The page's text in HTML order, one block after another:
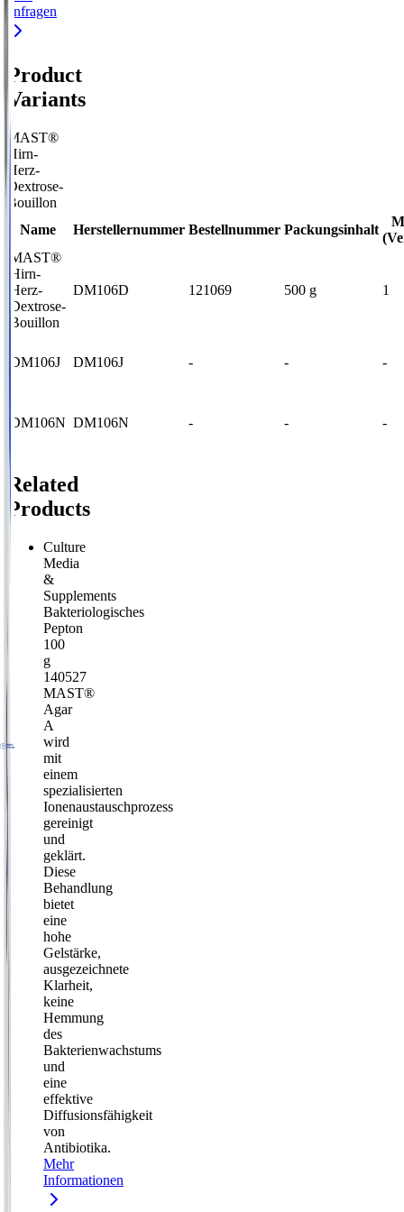
anfragen
Product
Variants
MAST®
Hirn-
Herz-
Dextrose-
Bouillon
Name
Herstellernummer Bestellnummer Packungsinhalt
MAST®
Hirn-
Herz-
Dextrose-
Bouillon
DM106D 121069 500 g 1
DM106J DM106J - - -
DM106N DM106N - - -
Related
Products
Culture
Media
&
Supplements
Bakteriologisches
Pepton
100
g
140527
MAST®
Agar
A
wird
mit
einem
spezialisierten
Ionenaustauschprozess
gereinigt
und
geklärt.
Diese
Behandlung
bietet
eine
hohe
Gelstärke,
ausgezeichnete
Klarheit,
keine
Hemmung
des
Bakterienwachstums
und
eine
effektive
Diffusionsfähigkeit
von
Antibiotika.
Mehr
Informationen